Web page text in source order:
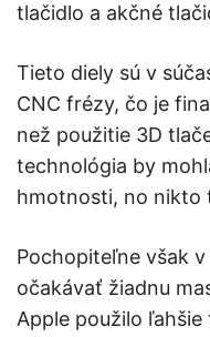
tlačidlo a akčné
Tieto diely sú v
CNC frézy, čo je
než použitie 3D
technológia by
hmotnosti, no nikto
Pochopiteľne však
očakávať žiadnu
Apple použilo